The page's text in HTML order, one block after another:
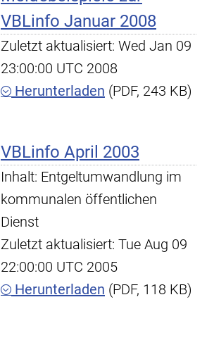
VBLinfo Januar 2008
Zuletzt aktualisiert: Wed Jan 09
23:00:00 UTC 2008
Herunterladen (PDF, 243 KB)
VBLinfo April 2003
Inhalt: Entgeltumwandlung im
kommunalen öffentlichen
Dienst
Zuletzt aktualisiert: Tue Aug 09
22:00:00 UTC 2005
Herunterladen (PDF, 118 KB)